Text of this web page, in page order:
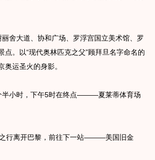
大道、协和广场、罗浮宫国立美术馆、罗
。以“现代奥林匹克之父”顾拜旦名字命名的
运圣火的身影。
小时，下午5时在终点———夏莱蒂体育场
行离开巴黎，前往下一站———美国旧金